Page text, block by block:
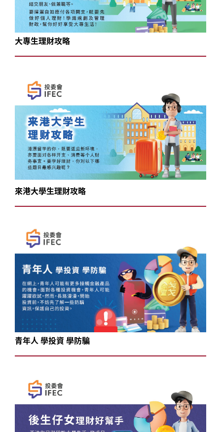
大專生理財攻略
來港大學生理財攻略
青年人 學投資 學防騙